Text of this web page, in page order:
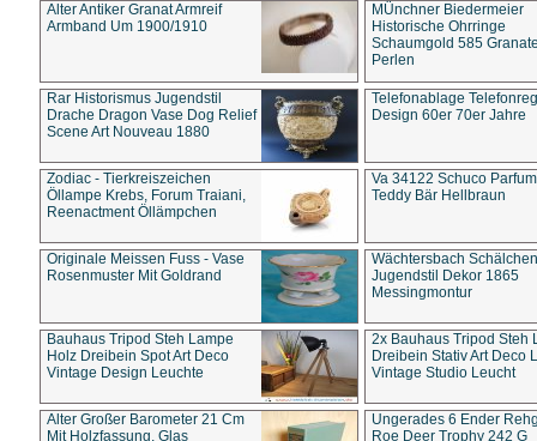
Alter Antiker Granat Armreif
Armband Um 1900/1910
MÜnchner Biedermeier
Historische Ohrringe
Schaumgold 585
Perlen
Rar Historismus Jugendstil
Drache Dragon Vase Dog Relief
Scene Art Nouveau 1880
Telefonablage
Design 60er 70er Jahre
Zodiac - Tierkreiszeichen
Öllampe Krebs, Forum Traiani,
Reenactment Öllämpchen
Va 34122 Schuco
Teddy Bär Hellbraun
Originale Meissen Fuss - Vase
Rosenmuster Mit Goldrand
Wächtersbach Schälchen
Jugendstil Dekor 1865
Messingmontur
Bauhaus Tripod Steh Lampe
Holz Dreibein Spot Art Deco
Vintage Design Leuchte
2x Bauhaus Tripod Steh
Dreibein Stativ Art Deco
Vintage Studio Leucht
Alter Großer Barometer 21 Cm
Mit Holzfassung, Glas
Ungerades 6 Ender
Roe Deer Trophy 242 G